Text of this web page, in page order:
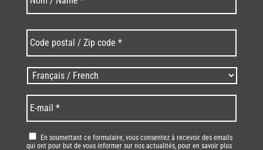
postal
/
Zip
code
* *
Langues
/
Language *
mail *
RGPD *
En soumettant ce formulaire, vous consentez à recevoir des emails
qui ont pour but de vous informer sur nos actualités, pour en savoir plus